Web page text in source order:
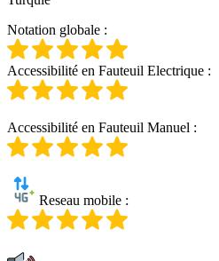
Notation globale :
Accessibilité en Fauteuil Electrique :
Accessibilité en Fauteuil Manuel :
Reseau mobile :